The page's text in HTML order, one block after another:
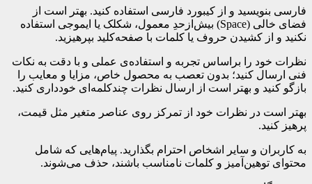
فارسی بنویسید و از کیبورد فارسی استفاده کنید. بهتر است از
فضای خالی (Space) بیش‌از‌حدِ معمول، شکلک یا ایموجی استفاده
نکنید و از کشیدن حروف یا کلمات با صفحه‌کلید بپرهیزید.
نظرات خود را براساس تجربه و استفاده‌ی عملی و با دقت به نکات
فنی ارسال کنید؛ بدون تعصب به محصول خاص، مزایا و معایب را
بازگو کنید و بهتر است از ارسال نظرات چندکلمه‌‌ای خودداری کنید.
بهتر است در نظرات خود از تمرکز روی عناصر متغیر مثل قیمت،
پرهیز کنید.
به کاربران و سایر اشخاص احترام بگذارید. پیام‌هایی که شامل
محتوای توهین‌آمیز و کلمات نامناسب باشند، حذف می‌شوند.